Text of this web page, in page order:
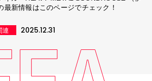
最新情報はこのページでチェック！
連 2025.12.31